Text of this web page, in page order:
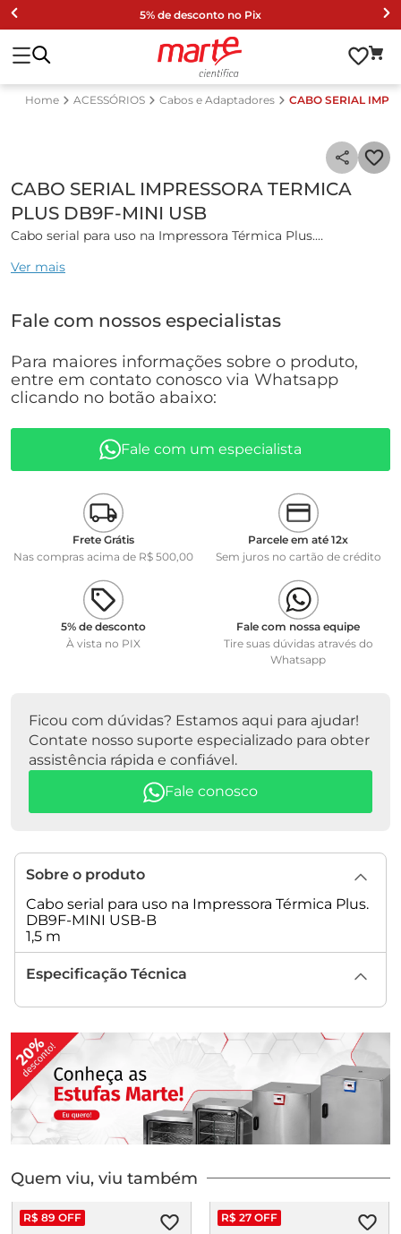
5% de desconto no Pix
ACESSÓRIOS Cabos e Adaptadores CABO SERIAL
CABO SERIAL IMPRESSORA TERMICA
PLUS DB9F-MINI USB
Cabo serial para uso na Impressora Térmica Plus.
1,5 m
Ver mais
Fale com nossos especialistas
Para maiores informações sobre o produto,
entre em contato conosco via Whatsapp
clicando no botão abaixo:
Fale com um especialista
Frete Grátis
Nas compras acima de R$ 500,00
Parcele em até 12x
Sem juros no cartão de crédito
5% de desconto
À vista no PIX
Fale com nossa equipe
Tire suas dúvidas através do
Whatsapp
Ficou com dúvidas? Estamos aqui para ajudar!
Contate nosso suporte especializado para obter
assistência rápida e confiável.
Fale conosco
Sobre o produto
Cabo serial para uso na Impressora Térmica Plus.
DB9F-MINI USB-B
1,5 m
Especificação Técnica
Quem viu, viu também
R$ 89 OFF R$ 27 OFF